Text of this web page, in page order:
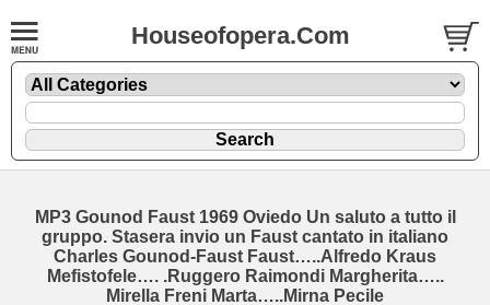
Houseofopera.Com
MP3 Gounod Faust 1969 Oviedo Un saluto a tutto il
gruppo. Stasera invio un Faust cantato in italiano
Charles Gounod-Faust Faust…..Alfredo Kraus
Mefistofele…. .Ruggero Raimondi Margherita…..
Mirella Freni Marta…..Mirna Pecile